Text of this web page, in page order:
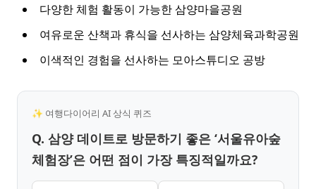
다양한 체험 활동이 가능한 삼양마을공원
여유로운 산책과 휴식을 선사하는 삼양체육과학공원
이색적인 경험을 선사하는 모아스튜디오 공방
✨ 여행다이어리 AI 상식 퀴즈
Q. 삼양 데이트로 방문하기 좋은 ‘서울유아숲
체험장’은 어떤 점이 가장 특징적일까요?